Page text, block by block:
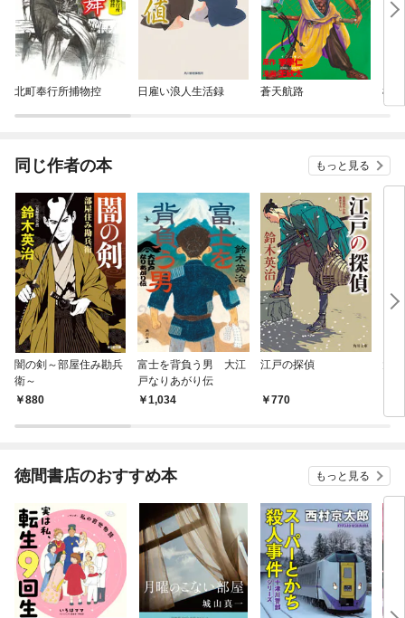
北町奉行所捕物控 日雇い浪人生活録 蒼天航路 柳
同じ作者の本 もっと見る
闇の剣～部屋住み勘兵
衛～
880
富士を背負う男 大江
戸なりあがり伝
1,034
江戸の探偵
770
徳間書店のおすすめ本 もっと見る